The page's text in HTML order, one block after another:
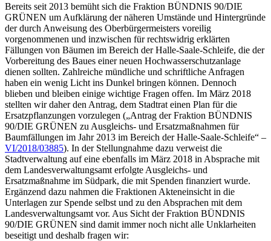
Bereits seit 2013 bemüht sich die Fraktion BÜNDNIS 90/DIE
GRÜNEN um Aufklärung der näheren Umstände und Hintergründe
der durch Anweisung des Oberbürgermeisters voreilig
vorgenommenen und inzwischen für rechtswidrig erklärten
Fällungen von Bäumen im Bereich der Halle-Saale-Schleife, die der
Vorbereitung des Baues einer neuen Hochwasserschutzanlage
dienen sollten. Zahlreiche mündliche und schriftliche Anfragen
haben ein wenig Licht ins Dunkel bringen können. Dennoch
blieben und bleiben einige wichtige Fragen offen. Im März 2018
stellten wir daher den Antrag, dem Stadtrat einen Plan für die
Ersatzpflanzungen vorzulegen („Antrag der Fraktion BÜNDNIS
90/DIE GRÜNEN zu Ausgleichs- und Ersatzmaßnahmen für
Baumfällungen im Jahr 2013 im Bereich der Halle-Saale-Schleife“ –
VI/2018/03885). In der Stellungnahme dazu verweist die
Stadtverwaltung auf eine ebenfalls im März 2018 in Absprache mit
dem Landesverwaltungsamt erfolgte Ausgleichs- und
Ersatzmaßnahme im Südpark, die mit Spenden finanziert wurde.
Ergänzend dazu nahmen die Fraktionen Akteneinsicht in die
Unterlagen zur Spende selbst und zu den Absprachen mit dem
Landesverwaltungsamt vor. Aus Sicht der Fraktion BÜNDNIS
90/DIE GRÜNEN sind damit immer noch nicht alle Unklarheiten
beseitigt und deshalb fragen wir: